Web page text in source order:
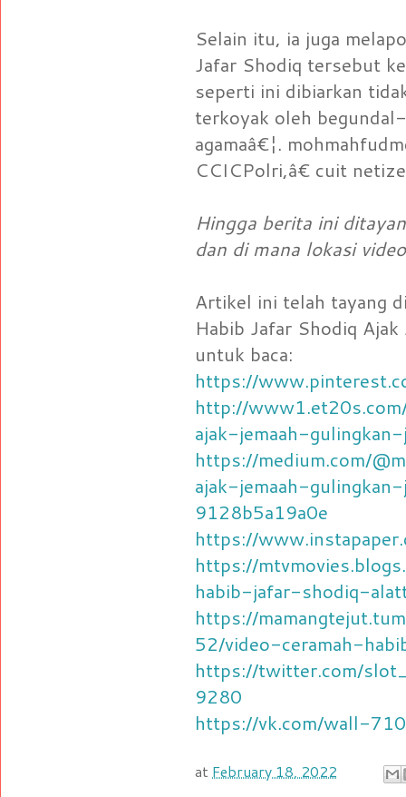
Selain itu, ia juga
Jafar Shodiq tersebut
seperti ini dibiarkan
terkoyak oleh
agamaâ€¦.
CCICPolri,â€ cuit
Hingga berita ini
dan di mana lokasi
Artikel ini telah tayang
Habib Jafar Shodiq
untuk baca:
https://
http://
ajak-jemaah-
https://medium.com/
ajak-jemaah-
9128b5a19a0e
https://
https://
habib-jafar-shodiq-
https://
52/video-ceramah-
https://twitter.com/
9280
https://vk.com/wall-
at February 18, 2022